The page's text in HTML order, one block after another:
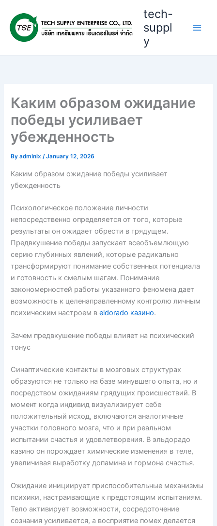
content
tech-
suppl
y
Каким образом ожидание
победы усиливает
убежденность
Byadmlnlx/January 12, 2026
Каким образом ожидание победы усиливает
убежденность
Психологическое положение личности
непосредственно определяется от того, которые
результаты он ожидает обрести в грядущем.
Предвкушение победы запускает всеобъемлющую
серию глубинных явлений, которые радикально
трансформируют понимание собственных потенциала
и готовность к смелым шагам. Понимание
закономерностей работы указанного феномена дает
возможность к целенаправленному контролю личным
психическим настроем вeldorado казино.
Зачем предвкушение победы влияет на психический
тонус
Синаптические контакты в мозговых структурах
образуются не только на базе минувшего опыта, но и
посредством ожиданиям грядущих происшествий. В
момент когда индивид визуализирует себе
положительный исход, включаются аналогичные
участки головного мозга, что и при реальном
испытании счастья и удовлетворения. В эльдорадо
казино он порождает химические изменения в теле,
увеличивая выработку допамина и гормона счастья.
Ожидание инициирует приспособительные механизмы
психики, настраивающие к предстоящим испытаниям.
Тело активирует возможности, сосредоточение
сознания усиливается, а восприятие помех делается